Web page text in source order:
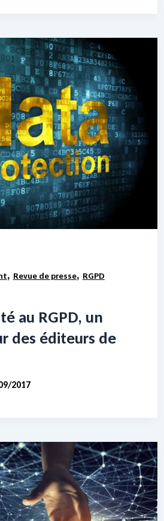
, Revue de presse, RGPD
au RGPD, un
des éditeurs de
2017